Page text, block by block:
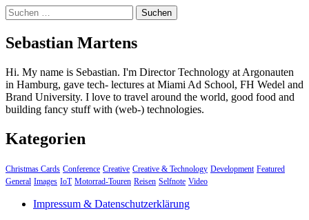
Suchen
nach:
Sebastian Martens
Hi. My name is Sebastian. I'm Director Technology at Argonauten
in Hamburg, gave tech- lectures at Miami Ad School, FH Wedel and
Brand University. I love to travel around the world, good food and
building fancy stuff with (web-) technologies.
Kategorien
Christmas Cards Conference Creative Creative & Technology Development Featured
General Images IoT Motorrad-Touren Reisen Selfnote Video
Impressum & Datenschutzerklärung